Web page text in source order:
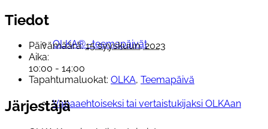
OLKA® -teemapäivät
Vapaaehtoiseksi tai vertaistukijaksi OLKAan
Tiedot
Päivämäärä: 15 syyskuun, 2023
Aika:
10:00 - 14:00
Tapahtumaluokat: OLKA, Teemapäivä
Järjestäjä